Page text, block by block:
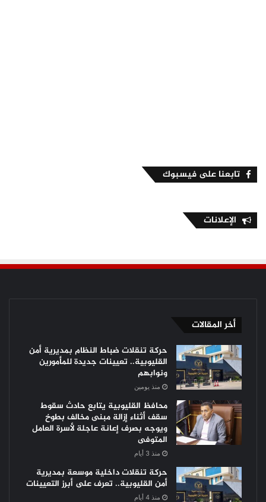
تابعنا على فيسبوك
الإعلانات
أخر المقالات
حركة تنقلات ضباط النظام بمديرية أمن
القليوبية.. تعيينات جديدة للمأمورين
ونوابهم
منذ يومين
محافظ القليوبية يتابع حادث سقوط
سقف أثناء إزالة مبنى مخالف بطوخ
ويوجه بصرف إعانة عاجلة لأسرة العامل
المتوفى
منذ 3 أيام
حركة تنقلات داخلية موسعة بمديرية
أمن القليوبية.. تعرف على أبرز التعيينات
منذ 4 أيام